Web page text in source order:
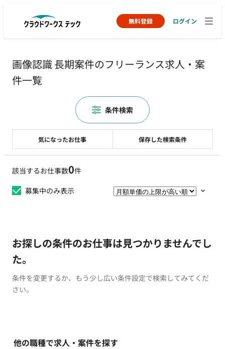
無料登録 ログイン
画像認識 長期案件のフリーランス求人・案
件一覧
該当するお仕事数0件
募集中のみ表示
お探しの条件のお仕事は見つかりませんでし
た。
条件を変更するか、もう少し広い条件設定で検索してみてくだ
さい。
他の職種で求人・案件を探す
気になったお仕事 保存した検索条件
条件検索